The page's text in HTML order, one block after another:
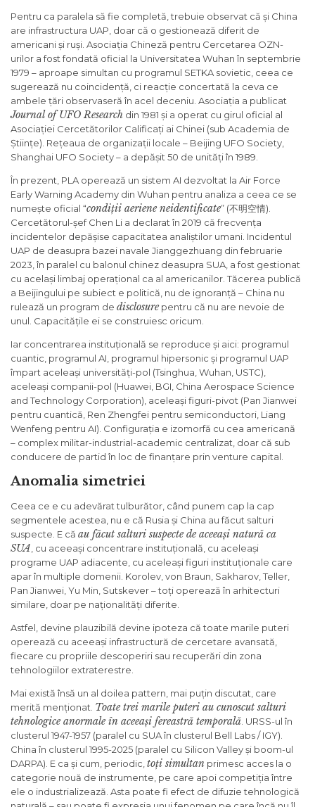
Pentru ca paralela să fie completă, trebuie observat că și China
are infrastructura UAP, doar că o gestionează diferit de
americani și ruși. Asociația Chineză pentru Cercetarea OZN-
urilor a fost fondată oficial la Universitatea Wuhan în septembrie
1979 – aproape simultan cu programul SETKA sovietic, ceea ce
sugerează nu coincidență, ci reacție concertată la ceva ce
ambele țări observaseră în acel deceniu. Asociația a publicat
Journal of UFO Research din 1981 și a operat cu girul oficial al
Asociației Cercetătorilor Calificați ai Chinei (sub Academia de
Științe). Rețeaua de organizații locale – Beijing UFO Society,
Shanghai UFO Society – a depășit 50 de unități în 1989.
În prezent, PLA operează un sistem AI dezvoltat la Air Force
Early Warning Academy din Wuhan pentru analiza a ceea ce se
numește oficial “condiții aeriene neidentificate” (不明空情).
Cercetătorul-șef Chen Li a declarat în 2019 că frecvența
incidentelor depășise capacitatea analiștilor umani. Incidentul
UAP de deasupra bazei navale Jianggezhuang din februarie
2023, în paralel cu balonul chinez deasupra SUA, a fost gestionat
cu același limbaj operațional ca al americanilor. Tăcerea publică
a Beijingului pe subiect e politică, nu de ignoranță – China nu
rulează un program de disclosurepentru că nu are nevoie de
unul. Capacitățile ei se construiesc oricum.
Iar concentrarea instituțională se reproduce și aici: programul
cuantic, programul AI, programul hipersonic și programul UAP
împart aceleași universități-pol (Tsinghua, Wuhan, USTC),
aceleași companii-pol (Huawei, BGI, China Aerospace Science
and Technology Corporation), aceleași figuri-pivot (Pan Jianwei
pentru cuantică, Ren Zhengfei pentru semiconductori, Liang
Wenfeng pentru AI). Configurația e izomorfă cu cea americană
– complex militar-industrial-academic centralizat, doar că sub
conducere de partid în loc de finanțare prin venture capital.
Anomalia simetriei
Ceea ce e cu adevărat tulburător, când punem cap la cap
segmentele acestea, nu e că Rusia și China au făcut salturi
suspecte. E că au făcut salturi suspecte de aceeași natură ca
SUA , cu aceeași concentrare instituțională, cu aceleași
programe UAP adiacente, cu aceleași figuri instituționale care
apar în multiple domenii. Korolev, von Braun, Sakharov, Teller,
Pan Jianwei, Yu Min, Sutskever – toți operează în arhitecturi
similare, doar pe naționalități diferite.
Astfel, devine plauzibilă devine ipoteza că toate marile puteri
operează cu aceeași infrastructură de cercetare avansată,
fiecare cu propriile descoperiri sau recuperări din zona
tehnologiilor extraterestre.
Mai există însă un al doilea pattern, mai puțin discutat, care
merită menționat. Toate trei marile puteri au cunoscut salturi
tehnologice anormale în aceeași fereastră temporală . URSS-ul în
clusterul 1947-1957 (paralel cu SUA în clusterul Bell Labs / IGY).
China în clusterul 1995-2025 (paralel cu Silicon Valley și boom-ul
DARPA). E ca și cum, periodic, toți simultan primesc acces la o
categorie nouă de instrumente, pe care apoi competiția între
ele o industrializează. Asta poate fi efect de difuzie tehnologică